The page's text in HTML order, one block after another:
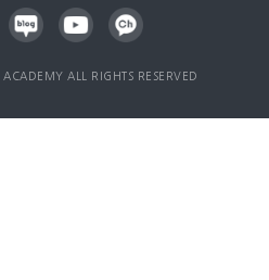
ALL RIGHTS RESERVED